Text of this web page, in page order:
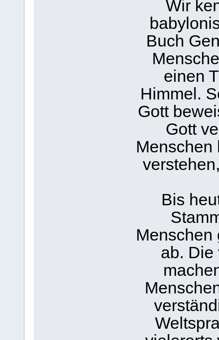
Wir
Buch
einen
Himmel.
Gott
Gott
Menschen
Bis
Menschen
ab. Die